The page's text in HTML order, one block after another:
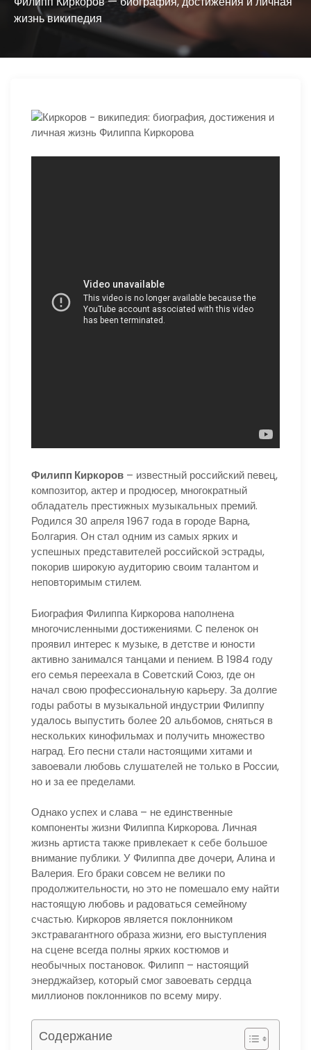
жизнь википедия
Филипп Киркоров – известный российский певец,
композитор, актер и продюсер, многократный
обладатель престижных музыкальных премий.
Родился 30 апреля 1967 года в городе Варна,
Болгария. Он стал одним из самых ярких и
успешных представителей российской эстрады,
покорив широкую аудиторию своим талантом и
неповторимым стилем.
Биография Филиппа Киркорова наполнена
многочисленными достижениями. С пеленок он
проявил интерес к музыке, в детстве и юности
активно занимался танцами и пением. В 1984 году
его семья переехала в Советский Союз, где он
начал свою профессиональную карьеру. За долгие
годы работы в музыкальной индустрии Филиппу
удалось выпустить более 20 альбомов, сняться в
нескольких кинофильмах и получить множество
наград. Его песни стали настоящими хитами и
завоевали любовь слушателей не только в России,
но и за ее пределами.
Однако успех и слава – не единственные
компоненты жизни Филиппа Киркорова. Личная
жизнь артиста также привлекает к себе большое
внимание публики. У Филиппа две дочери, Алина и
Валерия. Его браки совсем не велики по
продолжительности, но это не помешало ему найти
настоящую любовь и радоваться семейному
счастью. Киркоров является поклонником
экстравагантного образа жизни, его выступления
на сцене всегда полны ярких костюмов и
необычных постановок. Филипп – настоящий
энерджайзер, который смог завоевать сердца
миллионов поклонников по всему миру.
Содержание